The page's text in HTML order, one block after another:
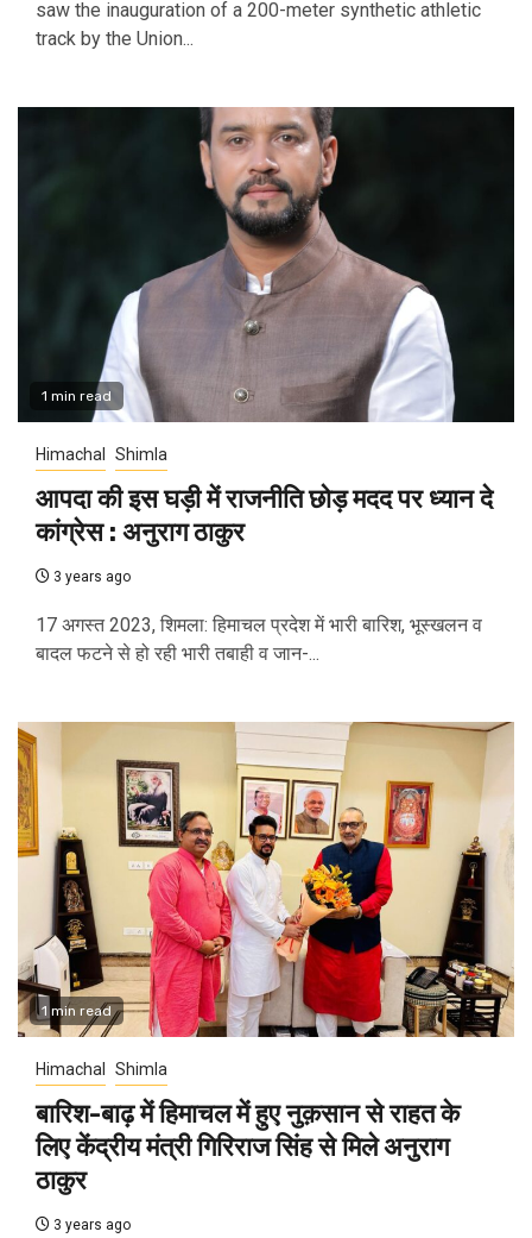
saw the inauguration of a 200-meter synthetic athletic
track by the Union...
1 min read
Himachal Shimla
आपदा की इस घड़ी में राजनीति छोड़ मदद पर ध्यान दे
कांग्रेस : अनुराग ठाकुर
3 years ago
17 अगस्त 2023, शिमला: हिमाचल प्रदेश में भारी बारिश, भूस्खलन व
बादल फटने से हो रही भारी तबाही व जान-...
1 min read
Himachal Shimla
बारिश-बाढ़ में हिमाचल में हुए नुक़सान से राहत के
लिए केंद्रीय मंत्री गिरिराज सिंह से मिले अनुराग
ठाकुर
3 years ago